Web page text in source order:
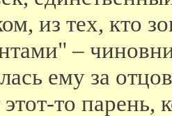
из тех, кто
–
ему за
то парень,